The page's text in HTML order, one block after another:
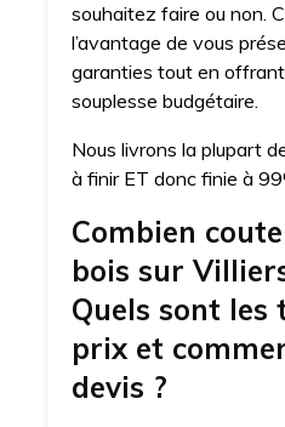
souhaitez faire ou non.
l’avantage de vous
garanties tout en
souplesse budgétaire.
Nous livrons la plupart
à finir ET donc finie à
Combien
bois sur
Quels sont les
prix et
devis ?